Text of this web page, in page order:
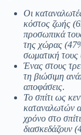
Οι
κόστος ζωής
προσωπικά
της χώρας
σωματική τους
Ένας στους
τη βιώσιμη
αποφάσεις.
Το σπίτι ως
καταναλωτών
χρόνο στο
διασκεδάζουν